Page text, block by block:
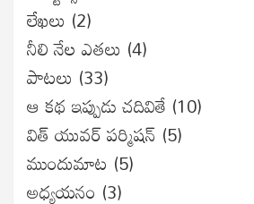
లేఖలు (2)
నీలి నేల ఎతలు (4)
పాటలు (33)
ఆ కథ ఇప్పుడు చదివితే (10)
విత్ యువర్ పర్మిషన్ (5)
ముందుమాట (5)
అధ్యయనం (3)